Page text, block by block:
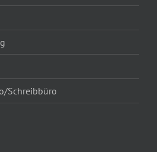
Schreibbüro